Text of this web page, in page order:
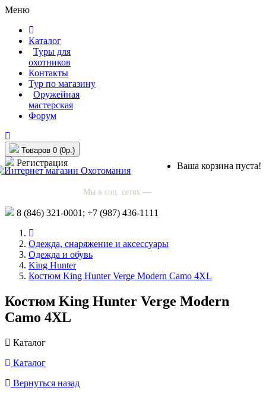
Меню
Каталог
Туры для
охотников
Контакты
Тур по магазину
Оружейная
мастерская
Форум
Товаров 0 (0р.)
Ваша корзина пуста!
Регистрация
Мы в соц. сетях —
8 (846) 321-0001; +7 (987) 436-1111
Одежда, снаряжение и аксессуары
Одежда и обувь
King Hunter
Костюм King Hunter Verge Modern Camo 4XL
Костюм King Hunter Verge Modern
Camo 4XL
Каталог
Каталог
Вернуться назад